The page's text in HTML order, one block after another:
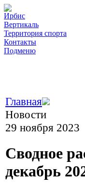
Ирбис
Вертикаль
Территория спорта
Контакты
Подменю
Главная
Новости
29 ноября 2023
Сводное
декабрь